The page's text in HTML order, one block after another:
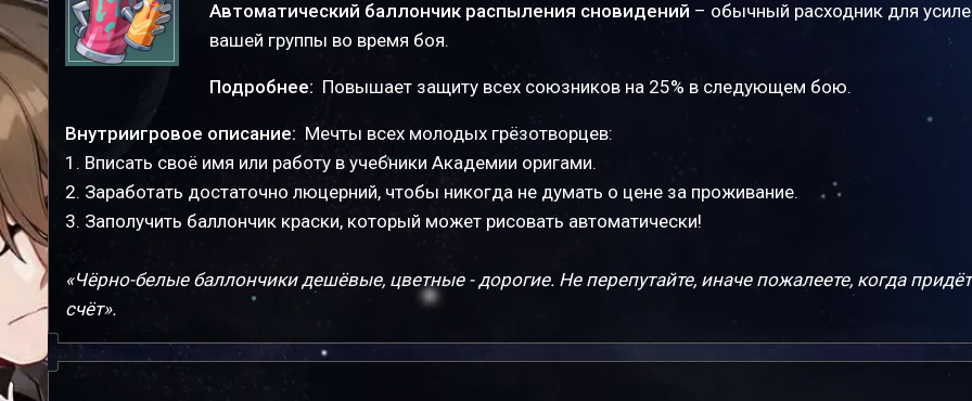
Автоматический баллончик распыления сновидений – обычный расходник для
вашей группы во время боя.
Подробнее: Повышает защиту всех союзников на 25% в следующем бою.
Внутриигровое описание: Мечты всех молодых грёзотворцев:
1. Вписать своё имя или работу в учебники Академии оригами.
2. Заработать достаточно люцерний, чтобы никогда не думать о цене за проживание.
3. Заполучить баллончик краски, который может рисовать автоматически!
«Чёрно-белые баллончики дешёвые, цветные - дорогие. Не перепутайте, иначе пожалеете, когда придёт
счёт».